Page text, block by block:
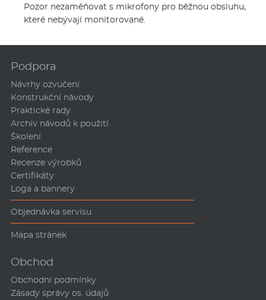
Pozor nezaměňovat s mikrofony pro běžnou obsluhu,
které nebývají monitorované.
Podpora
Návrhy ozvučení
Konstrukční návody
Praktické rady
Archiv návodů k použití
Školení
Reference
Recenze výrobků
Certifikáty
Loga a bannery
Objednávka servisu
Mapa stránek
Obchod
Obchodní podmínky
Zásady správy os. údajů